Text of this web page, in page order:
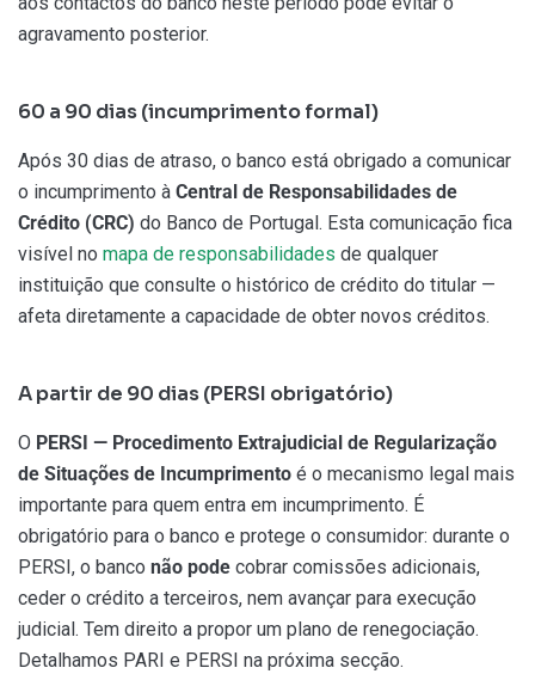
agravamento posterior.
60 a 90 dias (incumprimento formal)
Após 30 dias de atraso, o banco está obrigado a comunicar
o incumprimento à Central de Responsabilidades de
Crédito (CRC) do Banco de Portugal. Esta comunicação fica
visível no mapa de responsabilidades de qualquer
instituição que consulte o histórico de crédito do titular —
afeta diretamente a capacidade de obter novos créditos.
A partir de 90 dias (PERSI obrigatório)
O PERSI — Procedimento Extrajudicial de Regularização
de Situações de Incumprimento é o mecanismo legal mais
importante para quem entra em incumprimento. É
obrigatório para o banco e protege o consumidor: durante o
PERSI, o banco não pode cobrar comissões adicionais,
ceder o crédito a terceiros, nem avançar para execução
judicial. Tem direito a propor um plano de renegociação.
Detalhamos PARI e PERSI na próxima secção.